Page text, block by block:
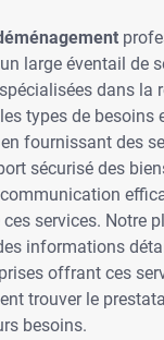
large éventail de
dans la
types de besoins
en fournissant des
sécurisé des
services. Notre
informations
offrant ces
trouver le
besoins.